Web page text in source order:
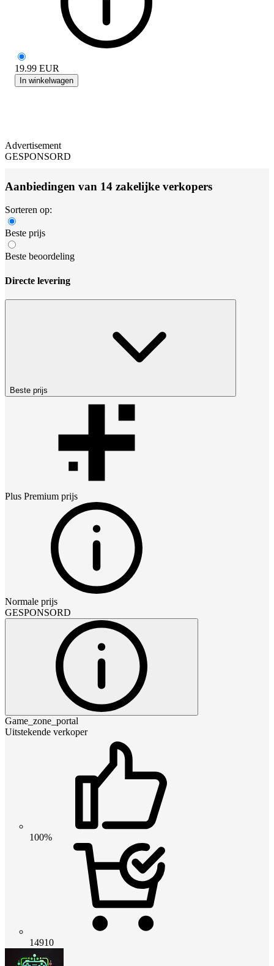
19.99 EUR
In winkelwagen
Advertisement
GESPONSORD
Aanbiedingen van 14 zakelijke verkopers
Sorteren op:
Beste prijs
Beste beoordeling
Directe levering
Beste prijs
Plus Premium prijs
Normale prijs
GESPONSORD
Game_zone_portal
Uitstekende verkoper
100%
14910